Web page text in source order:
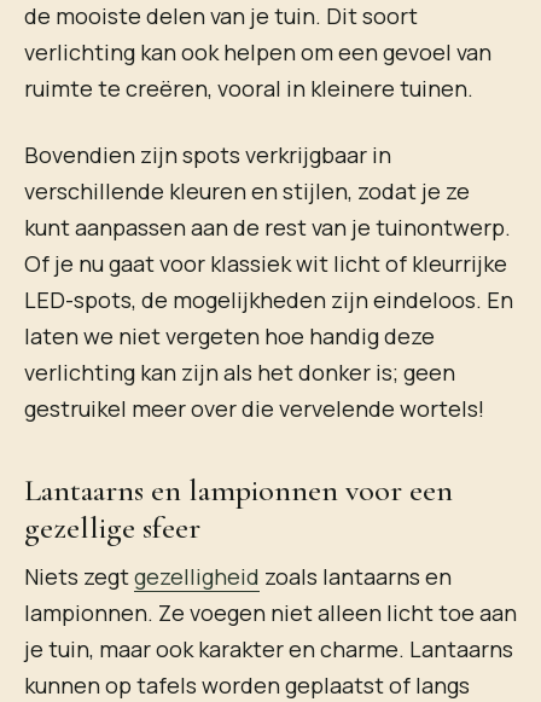
de mooiste delen van je tuin. Dit soort
verlichting kan ook helpen om een gevoel van
ruimte te creëren, vooral in kleinere tuinen.
Bovendien zijn spots verkrijgbaar in
verschillende kleuren en stijlen, zodat je ze
kunt aanpassen aan de rest van je tuinontwerp.
Of je nu gaat voor klassiek wit licht of kleurrijke
LED-spots, de mogelijkheden zijn eindeloos. En
laten we niet vergeten hoe handig deze
verlichting kan zijn als het donker is; geen
gestruikel meer over die vervelende wortels!
Lantaarns en lampionnen voor een
gezellige sfeer
Niets zegtgezelligheid zoals lantaarns en
lampionnen. Ze voegen niet alleen licht toe aan
je tuin, maar ook karakter en charme. Lantaarns
kunnen op tafels worden geplaatst of langs